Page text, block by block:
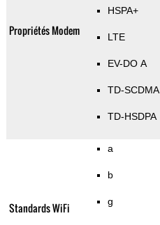
Propriétés Modem
HSPA+
LTE
EV-DO A
TD-SCDMA
TD-HSDPA
Standards WiFi
a
b
g